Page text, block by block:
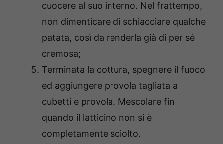
cuocere al suo interno. Nel frattempo,
non dimenticare di schiacciare qualche
patata, così da renderla già di per sé
cremosa;
Terminata la cottura, spegnere il fuoco
ed aggiungere provola tagliata a
cubetti e provola. Mescolare fin
quando il latticino non si è
completamente sciolto.